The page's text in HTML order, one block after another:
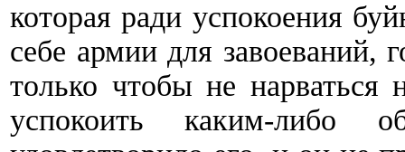
которая ради успокоения
себе армии для завоеваний,
только чтобы не нарваться
успокоить каким-либо